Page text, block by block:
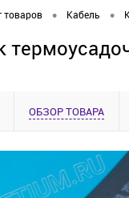
товаров • Кабель •
ОБЗОР ТОВАРА